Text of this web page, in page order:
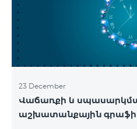
23 December
Վաճառքի և
աշխատանքային